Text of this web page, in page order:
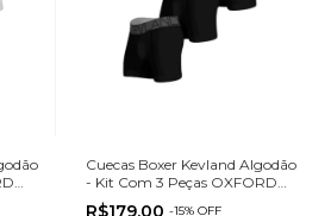
Cuecas Boxer Kevland Algodão
- Kit Com 3 Peças OXFORD
PRETO
R$179,00 -15% OFF